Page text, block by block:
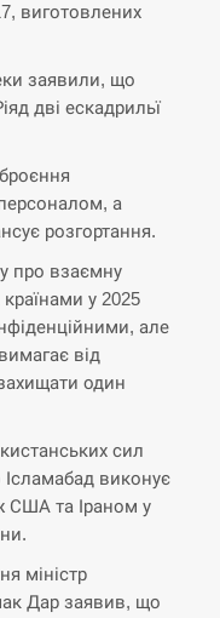
виготовлених
заявили, що
дві ескадрильї
а
розгортання.
про взаємну
у 2025
але
від
один
сил
Ісламабад виконує
США та Іраном у
міністр
Дар заявив, що